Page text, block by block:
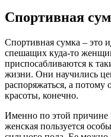
Спортивная
Спортивная сумка – это
спешащих куда-то
приспосабливаются к
жизни. Они научились
распоряжаться, а
красоты, конечно.
Именно по этой причине
женская пользуется